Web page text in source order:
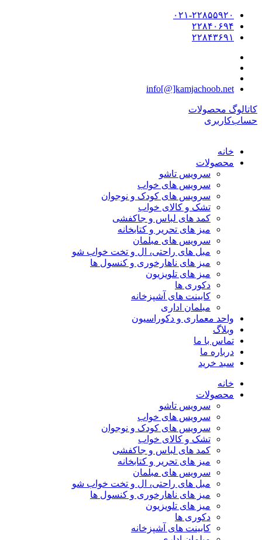
۰۲۱-۲۲۸۵۵۹۲۰
۲۲۸۴۰۶۹۴
۲۲۸۴۳۶۹۱
info[@]kamjachoob.net
کاتالوگ محصولات
حساب‌کاربری
خانه
محصولات
سرویس تاشو
سرویس های خواب
سرویس های کودک و نوجوان
تشک و کالای خواب
کمد های لباس و جاکفشی
میز های تحریر و کتابخانه
سرویس های مبلمان
مبل های راحتی، ال و تخت خواب شو
میز های ناهارخوری و کنسول ها
میز های تلویزیون
دکوری ها
کابینت های آشپزخانه
مبلمان اداری
واحد معماری و دکوراسیون
وبلاگ
تماس با ما
درباره ما
سبد خرید
خانه
محصولات
سرویس تاشو
سرویس های خواب
سرویس های کودک و نوجوان
تشک و کالای خواب
کمد های لباس و جاکفشی
میز های تحریر و کتابخانه
سرویس های مبلمان
مبل های راحتی، ال و تخت خواب شو
میز های ناهارخوری و کنسول ها
میز های تلویزیون
دکوری ها
کابینت های آشپزخانه